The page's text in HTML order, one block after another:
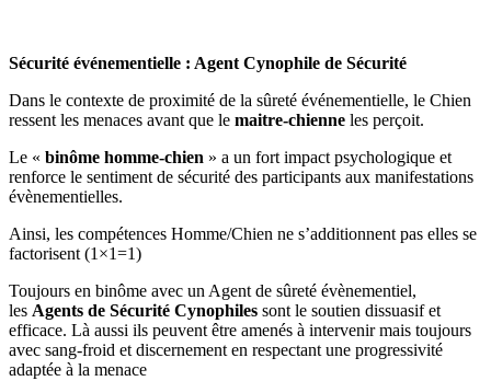
Sécurité événementielle : Agent Cynophile de Sécurité
Dans le contexte de proximité de la sûreté événementielle, le Chien
ressent les menaces avant que le maitre-chienne les perçoit.
Le « binôme homme-chien » a un fort impact psychologique et
renforce le sentiment de sécurité des participants aux manifestations
évènementielles.
Ainsi, les compétences Homme/Chien ne s’additionnent pas elles se
factorisent (1×1=1)
Toujours en binôme avec un Agent de sûreté évènementiel,
les Agents de Sécurité Cynophiles sont le soutien dissuasif et
efficace. Là aussi ils peuvent être amenés à intervenir mais toujours
avec sang-froid et discernement en respectant une progressivité
adaptée à la menace